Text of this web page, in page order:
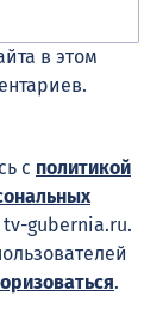
в этом
с политикой
tv-gubernia.ru.
.